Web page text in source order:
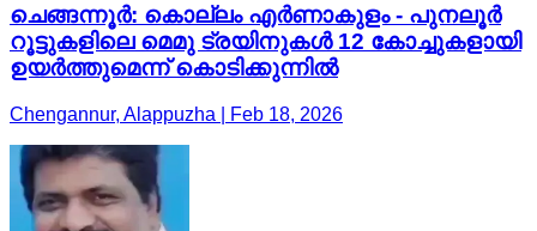
ചെങ്ങന്നൂർ: കൊല്ലം എർണാകുളം - പുനലൂർ
റൂട്ടുകളിലെ മെമു ട്രയിനുകൾ 12 കോച്ചുകളായി
ഉയർത്തുമെന്ന് കൊടിക്കുന്നിൽ
Chengannur, Alappuzha | Feb 18, 2026